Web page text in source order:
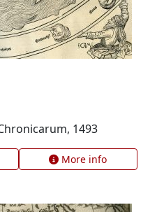
1493
More info